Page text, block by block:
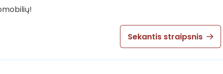
Sekantis straipsnis